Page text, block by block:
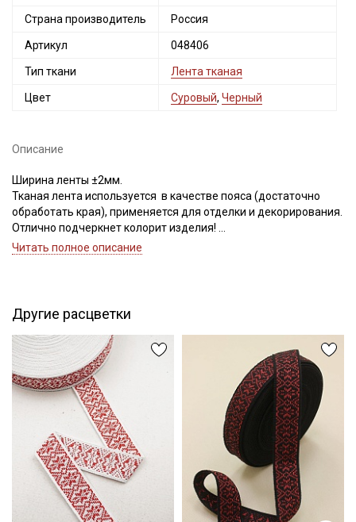
Страна производитель Россия
Артикул 048406
Тип ткани Лента тканая
Цвет Суровый, Черный
Описание
Ширина ленты ±2мм.
Тканая лента используется в качестве пояса (достаточно
обработать края), применяется для отделки и декорирования.
Отлично подчеркнет колорит изделия!
Цветопередача может отличаться от оригинального цвета в
Читать полное описание
Другие расцветки
Секретная рассылка от Купава
Мы публикуем здесь дополнительные
промокоды и скидки до 30% на узкие
категории тканей
Электронная почта
Подписаться